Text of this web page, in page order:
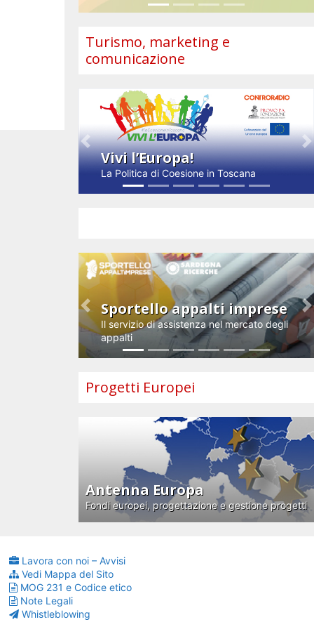
Turismo, marketing e
comunicazione
Vivi l’Europa!
La Politica di Coesione in Toscana
Previous
Sportello appalti imprese
Il servizio di assistenza nel mercato degli
appalti
Previous
Progetti Europei
Antenna Europa
Fondi europei, progettazione e gestione progetti
Lavora con noi – Avvisi
Vedi Mappa del Sito
MOG 231 e Codice etico
Note Legali
Whistleblowing